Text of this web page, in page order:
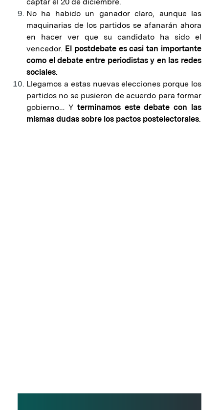
No ha habido un ganador claro, aunque las
maquinarias de los partidos se afanarán ahora
en hacer ver que su candidato ha sido el
vencedor. El postdebate es casi tan importante
como el debate entre periodistas y en las redes
sociales.
Llegamos a estas nuevas elecciones porque los
partidos no se pusieron de acuerdo para formar
gobierno… Y terminamos este debate con las
mismas dudas sobre los pactos postelectorales.